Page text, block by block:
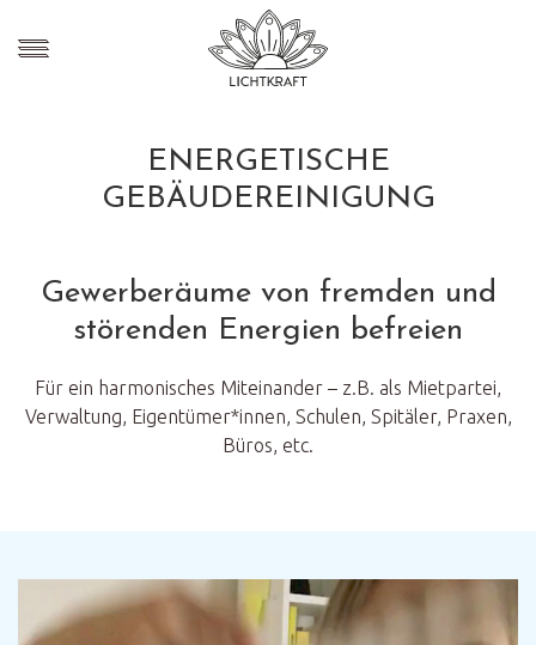
ENERGETISCHE
GEBÄUDEREINIGUNG
Gewerberäume von fremden und
störenden Energien befreien
Für ein harmonisches Miteinander – z.B. als Mietpartei,
Verwaltung, Eigentümer*innen, Schulen, Spitäler, Praxen,
Büros, etc.